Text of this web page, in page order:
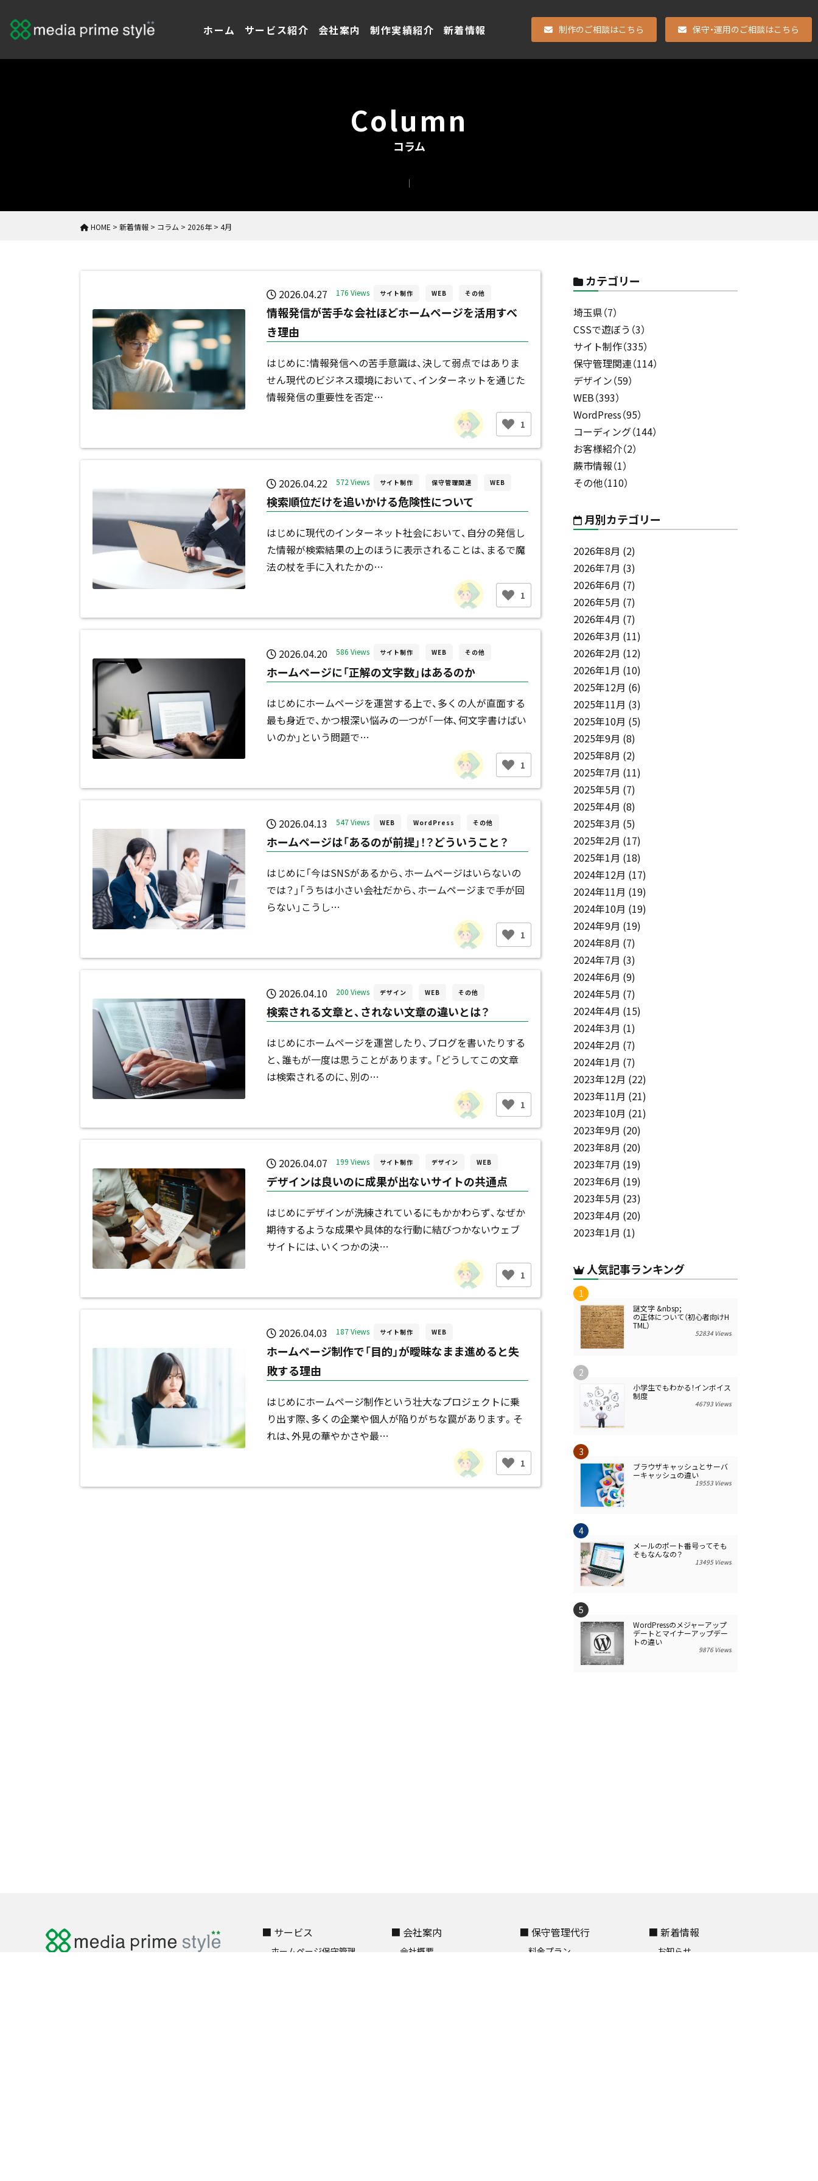
ホーム サービス紹介 会社案内 制作実績紹介 新着情報 制作のご相談はこちら 保守・運用のご相談はこちら
Column
コラム
HOME > 新着情報 > コラム > 2026年> 4月
2026.04.27 176 Views サイト制作 WEB その他
情報発信が苦手な会社ほどホームページを活用すべ
き理由
はじめに：情報発信への苦手意識は、決して弱点ではありま
せん現代のビジネス環境において、インターネットを通じた
情報発信の重要性を否定…
1
2026.04.22 572 Views サイト制作 保守管理関連 WEB
検索順位だけを追いかける危険性について
はじめに現代のインターネット社会において、自分の発信し
た情報が検索結果の上のほうに表示されることは、まるで魔
法の杖を手に入れたかの…
1
2026.04.20 586 Views サイト制作 WEB その他
ホームページに「正解の文字数」はあるのか
はじめにホームページを運営する上で、多くの人が直面する
最も身近で、かつ根深い悩みの一つが「一体、何文字書けばい
いのか」という問題で…
1
2026.04.13 547 Views WEB WordPress その他
ホームページは「あるのが前提」！？どういうこと？
はじめに「今はSNSがあるから、ホームページはいらないの
では？」「うちは小さい会社だから、ホームページまで手が回
らない」こうし…
1
2026.04.10 200 Views デザイン WEB その他
検索される文章と、されない文章の違いとは？
はじめにホームページを運営したり、ブログを書いたりする
と、誰もが一度は思うことがあります。「どうしてこの文章
は検索されるのに、別の…
1
2026.04.07 199 Views サイト制作 デザイン WEB
デザインは良いのに成果が出ないサイトの共通点
はじめにデザインが洗練されているにもかかわらず、なぜか
期待するような成果や具体的な行動に結びつかないウェブ
サイトには、いくつかの決…
1
2026.04.03 187 Views サイト制作 WEB
ホームページ制作で「目的」が曖昧なまま進めると失
敗する理由
はじめにホームページ制作という壮大なプロジェクトに乗
り出す際、多くの企業や個人が陥りがちな罠があります。そ
れは、外見の華やかさや最…
1
カテゴリー
埼玉県（7）
CSSで遊ぼう（3）
サイト制作（335）
保守管理関連（114）
デザイン（59）
WEB（393）
WordPress（95）
コーディング（144）
お客様紹介（2）
蕨市情報（1）
その他（110）
月別カテゴリー
2026年8月 (2)
2026年7月 (3)
2026年6月 (7)
2026年5月 (7)
2026年4月 (7)
2026年3月 (11)
2026年2月 (12)
2026年1月 (10)
2025年12月 (6)
2025年11月 (3)
2025年10月 (5)
2025年9月 (8)
2025年8月 (2)
2025年7月 (11)
2025年5月 (7)
2025年4月 (8)
2025年3月 (5)
2025年2月 (17)
2025年1月 (18)
2024年12月 (17)
2024年11月 (19)
2024年10月 (19)
2024年9月 (19)
2024年8月 (7)
2024年7月 (3)
2024年6月 (9)
2024年5月 (7)
2024年4月 (15)
2024年3月 (1)
2024年2月 (7)
2024年1月 (7)
2023年12月 (22)
2023年11月 (21)
2023年10月 (21)
2023年9月 (20)
2023年8月 (20)
2023年7月 (19)
2023年6月 (19)
2023年5月 (23)
2023年4月 (20)
2023年1月 (1)
人気記事ランキング
謎文字 &nbsp;
の正体について（初心者向けH
TML）
52834 Views
小学生でもわかる！インボイス
制度
46793 Views
ブラウザキャッシュとサーバ
ーキャッシュの違い
19553 Views
メールのポート番号ってそも
そもなんなの？
13495 Views
WordPressのメジャーアップ
デートとマイナーアップデー
トの違い
9876 Views
■ サービス
ホームページ保守管理
■ 会社案内
会社概要
■ 保守管理代行
料金プラン
■ 新着情報
お知らせ